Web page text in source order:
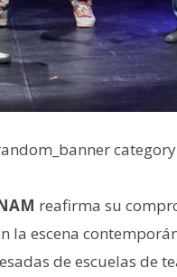
reafirma su
la escena
de escuelas de